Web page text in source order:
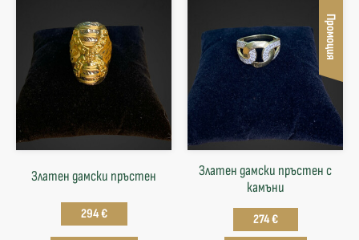
Златен дамски пръстен
294 €
Промоция
Златен дамски пръстен с
камъни
274 €